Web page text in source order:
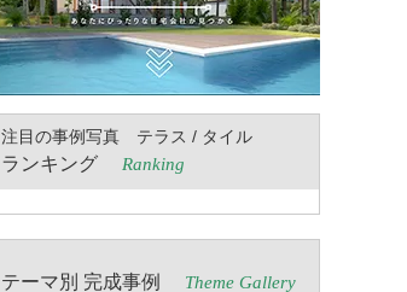
注目の事例写真 テラス / タイル
ランキング Ranking
テーマ別 完成事例 Theme Gallery